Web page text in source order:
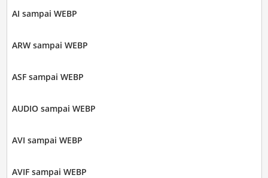
AI sampai WEBP
ARW sampai WEBP
ASF sampai WEBP
AUDIO sampai WEBP
AVI sampai WEBP
AVIF sampai WEBP